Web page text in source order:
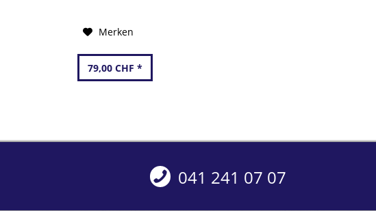
Merken
79,00 CHF *
041 241 07 07